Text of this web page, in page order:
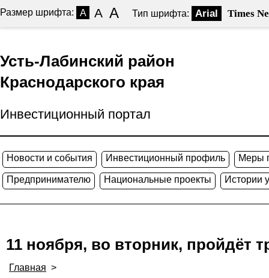
Размер шрифта: A A A Тип шрифта: Arial Times
Усть-Лабинский район
Краснодарского края
Инвестиционный портал
Новости и события Инвестиционный профиль Меры
Предпринимателю Национальные проекты Истории
11 ноября, во вторник, пройдёт
Главная >